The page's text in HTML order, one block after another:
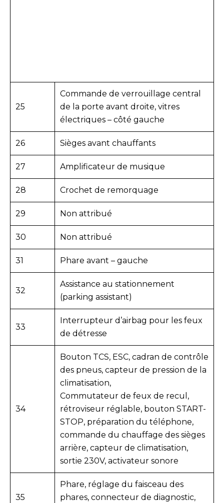
25
Commande de verrouillage central
de la porte avant droite, vitres
électriques – côté gauche
26 Sièges avant chauffants
27 Amplificateur de musique
28 Crochet de remorquage
29 Non attribué
30 Non attribué
31 Phare avant – gauche
32
Assistance au stationnement
(parking assistant)
33
Interrupteur d’airbag pour les feux
de détresse
34
Bouton TCS, ESC, cadran de contrôle
des pneus, capteur de pression de la
climatisation,
Commutateur de feux de recul,
rétroviseur réglable, bouton START-
STOP, préparation du téléphone,
commande du chauffage des sièges
arrière, capteur de climatisation,
sortie 230V, activateur sonore
35
Phare, réglage du faisceau des
phares, connecteur de diagnostic,